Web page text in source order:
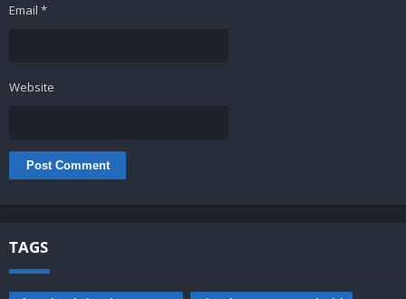
Email *
Website
TAGS